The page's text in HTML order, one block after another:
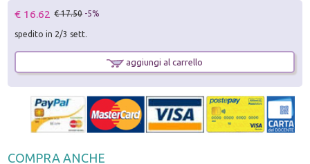
€ 16.62 € 17.50 -5%
spedito in 2/3 sett.
aggiungi al carrello
COMPRA ANCHE